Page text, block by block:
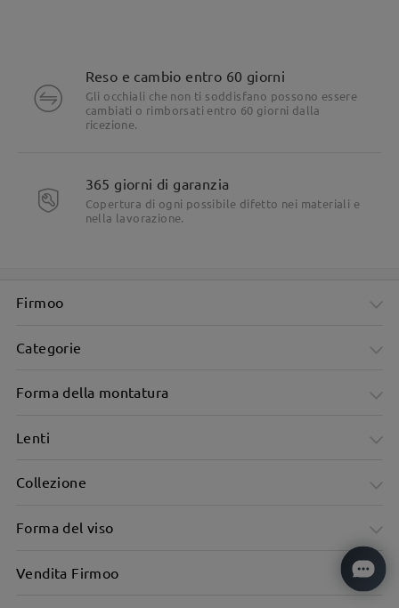
Reso e cambio entro 60 giorni
Gli occhiali che non ti soddisfano possono essere
cambiati o rimborsati entro 60 giorni dalla
ricezione.
365 giorni di garanzia
Copertura di ogni possibile difetto nei materiali e
nella lavorazione.
Firmoo
Categorie
Forma della montatura
Lenti
Collezione
Forma del viso
Vendita Firmoo